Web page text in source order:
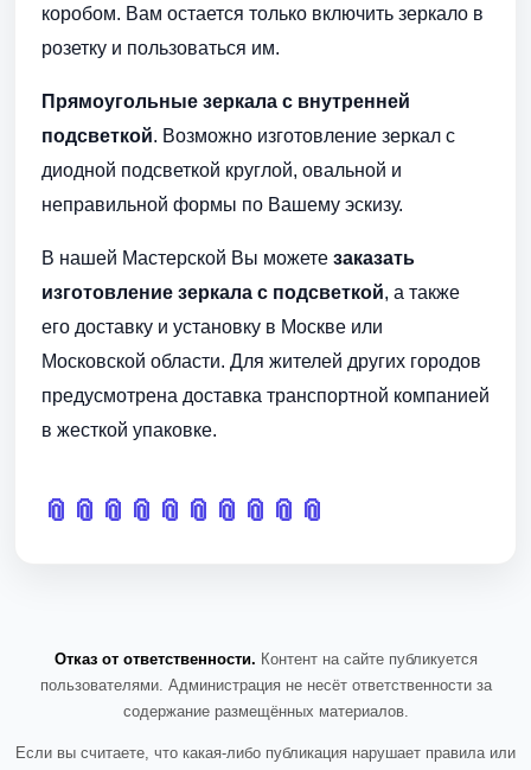
коробом. Вам остается только включить зеркало в
розетку и пользоваться им.
Прямоугольные зеркала с внутренней
подсветкой. Возможно изготовление зеркал с
диодной подсветкой круглой, овальной и
неправильной формы по Вашему эскизу.
В нашей Мастерской Вы можете заказать
изготовление зеркала с подсветкой, а также
его доставку и установку в Москве или
Московской области. Для жителей других городов
предусмотрена доставка транспортной компанией
в жесткой упаковке.
📎 📎 📎 📎 📎 📎 📎 📎 📎 📎
Отказ от ответственности. Контент на сайте публикуется
пользователями. Администрация не несёт ответственности за
содержание размещённых материалов.
Если вы считаете, что какая-либо публикация нарушает правила или